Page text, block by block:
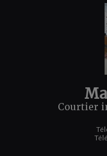
Courtier